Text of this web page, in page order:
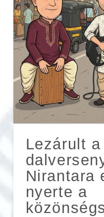
Lezárult
Nirantara
nyerte a